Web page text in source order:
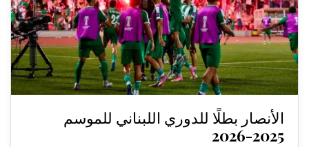
الأنصار بطلًا للدوري اللبناني للموسم
2025-2026